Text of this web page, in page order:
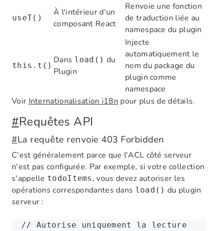
useT()
À l'intérieur d'un
composant React
Renvoie une fonction
de traduction liée au
namespace du plugin
this.t()
Dans load() du
Plugin
Injecte
automatiquement le
nom du package du
plugin comme
namespace
Voir Internationalisation i18n pour plus de détails.
#Requêtes API
#La requête renvoie 403 Forbidden
C'est généralement parce que l'ACL côté serveur
n'est pas configurée. Par exemple, si votre collection
s'appelle todoItems , vous devez autoriser les
opérations correspondantes dans load() du plugin
serveur :
// Autorise uniquement la lecture